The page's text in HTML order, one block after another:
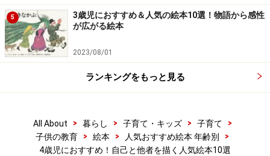
5
3歳児におすすめ＆人気の絵本10選！物語から感性
が広がる絵本
2023/08/01
ランキングをもっと見る
All About > 暮らし > 子育て・キッズ > 子育て
>
子供の教育
> 絵本 > 人気おすすめ絵本 年齢別
>
4歳児におすすめ！自己と他者を描く人気絵本10選